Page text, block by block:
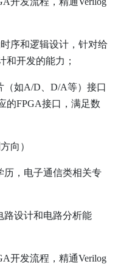
序和逻辑设计，针对给
和开发的能力；
（如A/D、D/A等）接口
的FPGA接口，满足数
向）
历，电子通信类相关专
路设计和电路分析能
开发流程，精通Verilog